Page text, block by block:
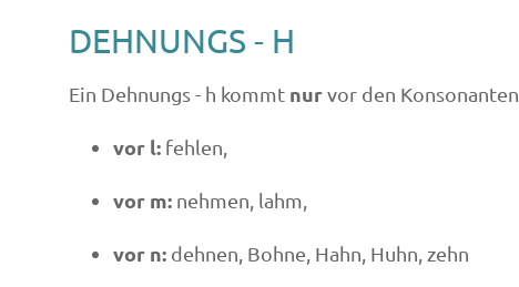
DEHNUNGS - H
Ein Dehnungs - h kommt nurvor den Konsonanten
vor l: fehlen,
vor m: nehmen, lahm,
vor n: dehnen, Bohne, Hahn, Huhn, zehn